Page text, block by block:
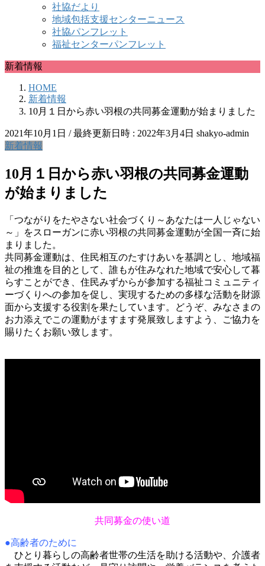
社協だより
地域包括支援センターニュース
社協パンフレット
福祉センターパンフレット
新着情報
HOME
新着情報
10月１日から赤い羽根の共同募金運動が始まりました
2021年10月1日 / 最終更新日時 : 2022年3月4日 shakyo-admin
新着情報
10月１日から赤い羽根の共同募金運動
が始まりました
「つながりをたやさない社会づくり～あなたは一人じゃない
～」をスローガンに赤い羽根の共同募金運動が全国一斉に始
まりました。
共同募金運動は、住民相互のたすけあいを基調とし、地域福
祉の推進を目的として、誰もが住みなれた地域で安心して暮
らすことができ、住民みずからが参加する福祉コミュニティ
ーづくりへの参加を促し、実現するための多様な活動を財源
面から支援する役割を果たしています。どうぞ、みなさまの
お力添えでこの運動がますます発展致しますよう、ご協力を
賜りたくお願い致します。
共同募金の使い道
●高齢者のために
ひとり暮らしの高齢者世帯の生活を助ける活動や、介護者